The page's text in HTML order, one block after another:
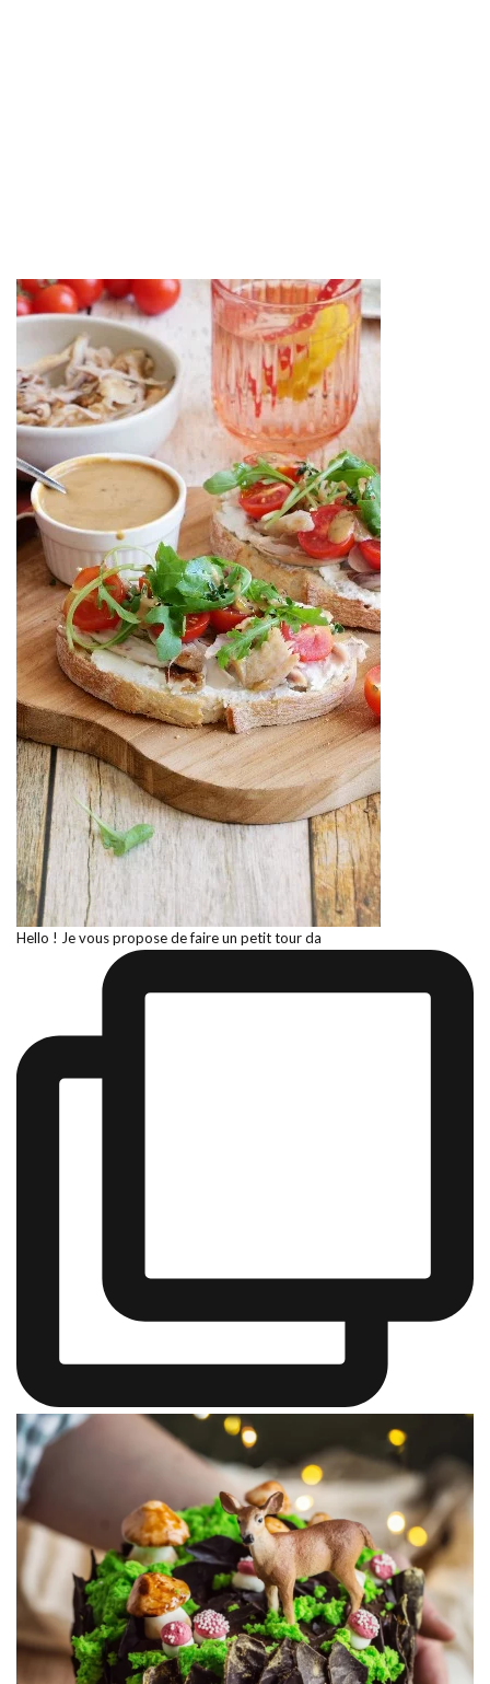
Hello ! Je vous propose de faire un petit tour da